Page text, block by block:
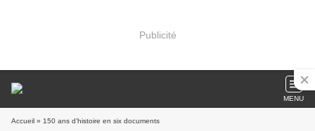
Publicité
MENU
Accueil » 150 ans d’histoire en six documents